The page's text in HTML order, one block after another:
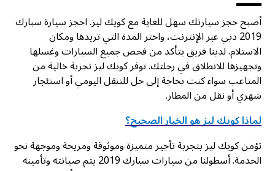
أصبح حجز سيارتك سهل للغاية مع كويك ليز. احجز سيارة سبارك
2019 دبي عبر الإنترنت، واختر المدة التي تريدها ومكان
الاستلام. لدينا فريق يتأكد من فحص جميع السيارات وغسلها
وتجهيزها للانطلاق في رحلتك. توفر كويك ليز تجربة خالية من
المتاعب سواء كنت بحاجة إلى حل للتنقل اليومي أو استئجار
شهري أو نقل من المطار.
لماذا كويك ليز هو الخيار الصحيح؟
تؤمن كويك ليز بتجربة تأجير متميزة وموثوقة ومريحة وموجهة نحو
الخدمة. أسطولنا من سيارات سبارك 2019 يتم صيانته وتأمينه